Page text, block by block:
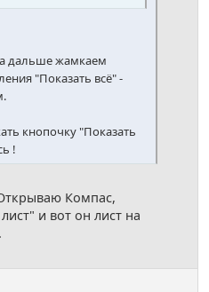
дальше жамкаем
"Показать всё" -
кнопочку "Показать
!
Компас,
и вот он лист на